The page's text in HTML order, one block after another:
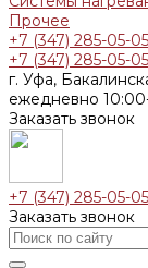
Прочее
+7 (347) 285-05-05
+7 (347) 285-05-05
г. Уфа,
ежедневно
Заказать звонок
+7 (347) 285-05-05
Заказать звонок